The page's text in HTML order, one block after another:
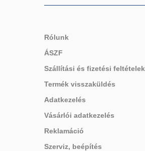
Rólunk
ÁSZF
Szállítási és fizetési feltételek
Termék visszaküldés
Adatkezelés
Vásárlói adatkezelés
Reklamáció
Szerviz, beépítés